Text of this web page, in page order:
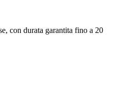
con durata garantita fino a 20